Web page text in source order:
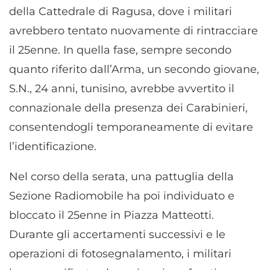
della Cattedrale di Ragusa, dove i militari
avrebbero tentato nuovamente di rintracciare
il 25enne. In quella fase, sempre secondo
quanto riferito dall’Arma, un secondo giovane,
S.N., 24 anni, tunisino, avrebbe avvertito il
connazionale della presenza dei Carabinieri,
consentendogli temporaneamente di evitare
l’identificazione.
Nel corso della serata, una pattuglia della
Sezione Radiomobile ha poi individuato e
bloccato il 25enne in Piazza Matteotti.
Durante gli accertamenti successivi e le
operazioni di fotosegnalamento, i militari